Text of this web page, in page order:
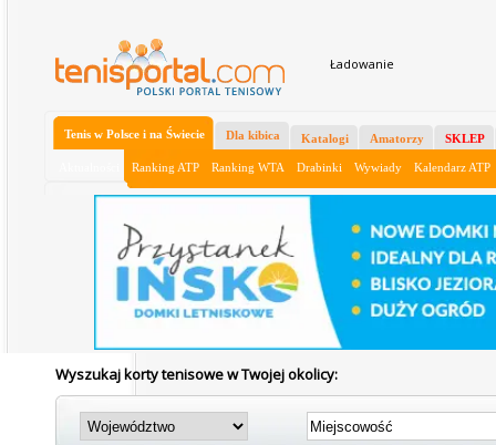
Ładowanie
Tenis w Polsce i na Świecie
Ranking ATP Ranking WTA Drabinki Wywiady Kalendarz ATP
Dla kibica Katalogi Amatorzy SKLEP
Wyszukaj korty tenisowe w Twojej okolicy: